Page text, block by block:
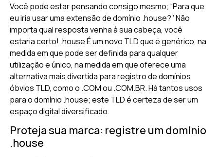
Você pode estar pensando consigo mesmo; “Para que
eu iria usar uma extensão de domínio .house? ‘ Não
importa qual resposta venha à sua cabeça, você
estaria certo! .house É um novo TLD que é genérico, na
medida em que pode ser definida para qualquer
utilização e único, na medida em que oferece uma
alternativa mais divertida para registro de domínios
óbvios TLD, como o .COM ou .COM.BR. Há tantos usos
para o domínio .house; este TLD é certeza de ser um
espaço digital diversificado.
Proteja sua marca: registre um domínio
.house